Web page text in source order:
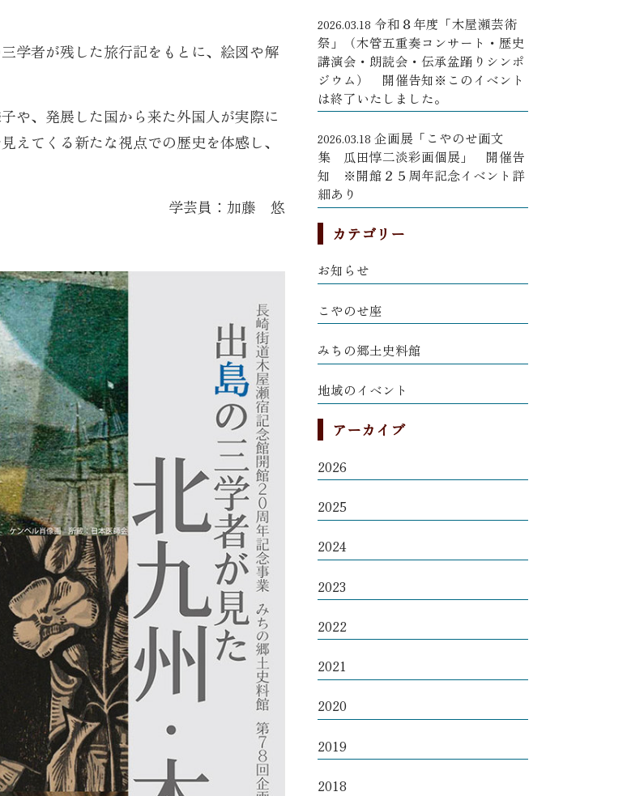
学者が残した旅行記をもとに、絵図や解
や、発展した国から来た外国人が実際に
えてくる新たな視点での歴史を体感し、
学芸員：加藤 悠
2026.03.18 令和８年度「木屋瀬芸術
祭」（木管五重奏コンサート・歴史
講演会・朗読会・伝承盆踊りシンポ
ジウム） 開催告知※このイベント
は終了いたしました。
2026.03.18 企画展「こやのせ画文
集 瓜田惇二淡彩画個展」 開催告
知 ※開館２５周年記念イベント詳
細あり
カテゴリー
お知らせ
こやのせ座
みちの郷土史料館
地域のイベント
アーカイブ
2026
2025
2024
2023
2022
2021
2020
2019
2018